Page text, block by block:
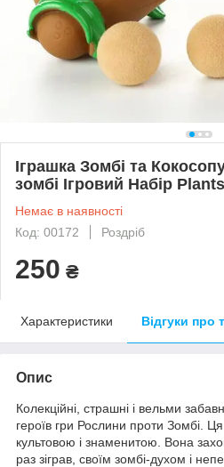
Іграшка Зомбі та
зомбі Ігровий Набір
Немає в наявності
Код: 00172
Роздріб
250 ₴
Характеристики Відгуки про
Опис
Колекційні, страшні і вельми
героїв гри Рослини проти Зомбі.
культовою і знаменитою. Вона
раз зіграв, своїм зомбі-духом і